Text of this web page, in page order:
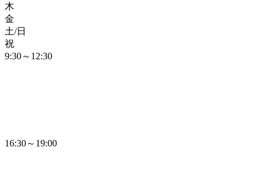
木
金
土/日
祝
9:30～12:30
16:30～19:00